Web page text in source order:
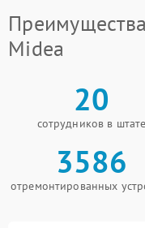
Midea
20
сотрудников в штате
3586
отремонтированных